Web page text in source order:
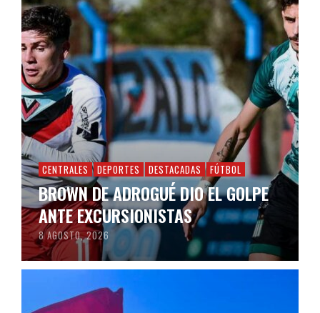
CENTRALES DEPORTES DESTACADAS FÚTBOL
BROWN DE ADROGUÉ DIO EL GOLPE
ANTE EXCURSIONISTAS
8 AGOSTO, 2026